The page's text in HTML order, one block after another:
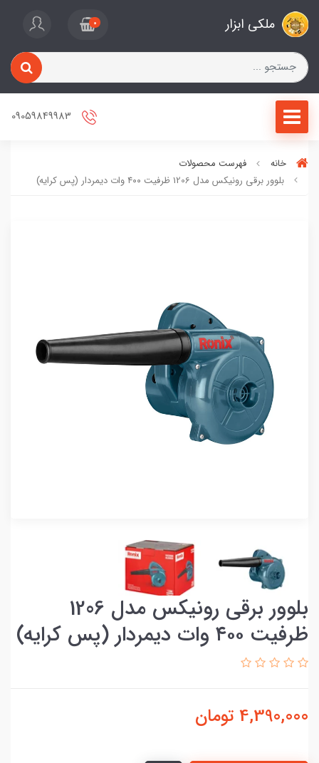
ملکی ابزار 0
خانه
فهرست محصولات
بلوور برقی رونیکس مدل 1206 ظرفیت ۴۰۰ وات دیمردار (پس کرایه)
بلوور برقی رونیکس مدل 1206
ظرفیت ۴۰۰ وات دیمردار (پس کرایه)
4,390,000 تومان